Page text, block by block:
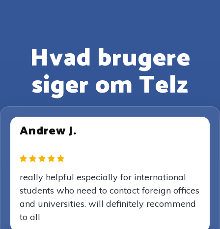
Hvad brugere
siger om Telz
Andrew J.
really helpful especially for international
students who need to contact foreign offices
and universities. will definitely recommend
to all